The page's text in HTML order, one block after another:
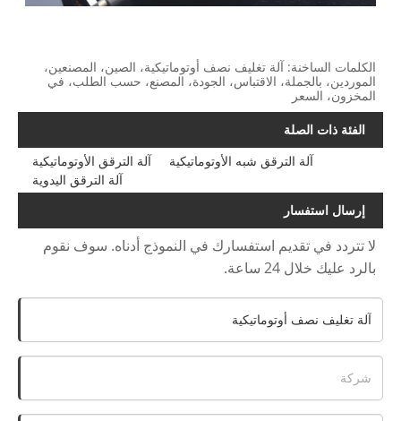
الكلمات الساخنة: آلة تغليف نصف أوتوماتيكية، الصين، المصنعين،
الموردين، بالجملة، الاقتباس، الجودة، المصنع، حسب الطلب، في
المخزون، السعر
الفئة ذات الصلة
آلة الترقق الأوتوماتيكية
آلة الترقق شبه الأوتوماتيكية
آلة الترقق اليدوية
إرسال استفسار
لا تتردد في تقديم استفسارك في النموذج أدناه. سوف نقوم
بالرد عليك خلال 24 ساعة.